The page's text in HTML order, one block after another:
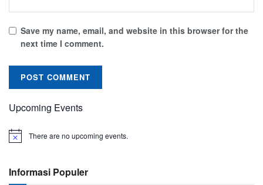
Save my name, email, and website in this browser for the
next time I comment.
Upcoming Events
There are no upcoming events.
Informasi Populer